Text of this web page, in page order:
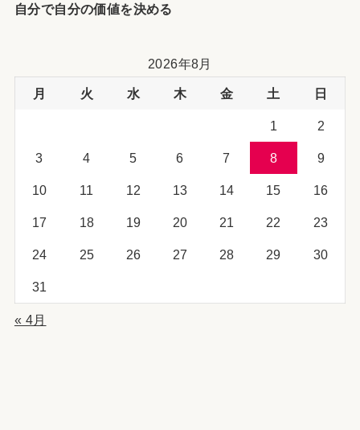
自分で自分の価値を決める
2026年8月
月 火 水 木 金 土 日
1 2
3 4 5 6 7 8 9
10 11 12 13 14 15 16
17 18 19 20 21 22 23
24 25 26 27 28 29 30
31
« 4月